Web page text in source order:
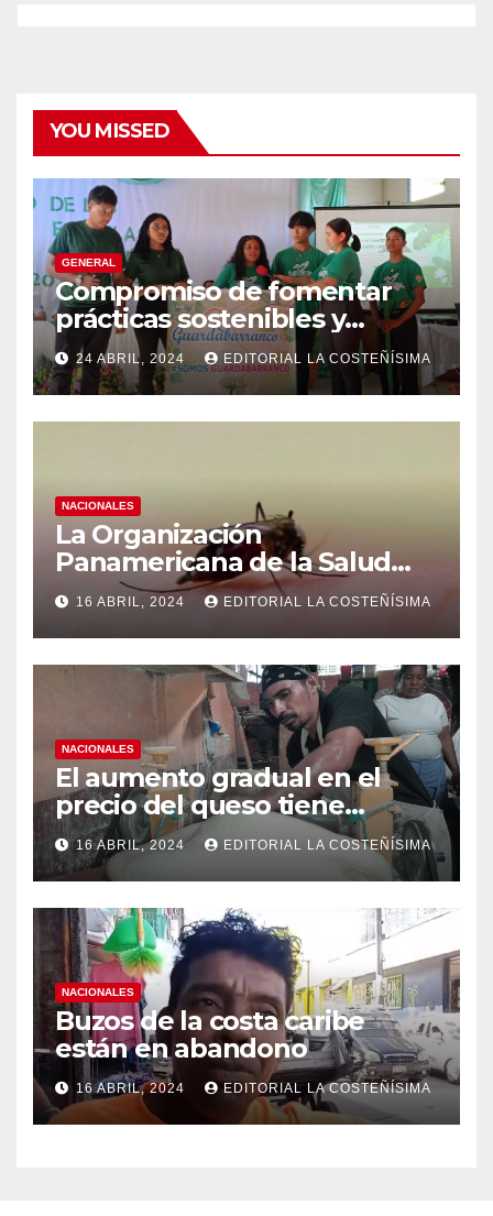
YOU MISSED
GENERAL
Compromiso de fomentar
prácticas sostenibles y
conciencia ecológica en las
instituciones educativas
24 ABRIL, 2024 EDITORIAL LA COSTEÑÍSIMA
NACIONALES
La Organización
Panamericana de la Salud
(OPS), recomienda reforzar
medidas ante el aumento de
casos de dengue
16 ABRIL, 2024 EDITORIAL LA COSTEÑÍSIMA
NACIONALES
El aumento gradual en el
precio del queso tiene
efectos a las Panaderias
16 ABRIL, 2024 EDITORIAL LA COSTEÑÍSIMA
NACIONALES
Buzos de la costa caribe
están en abandono
16 ABRIL, 2024 EDITORIAL LA COSTEÑÍSIMA